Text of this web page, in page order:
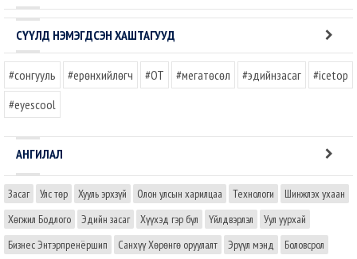
СҮҮЛД НЭМЭГДСЭН ХАШТАГУУД
#сонгууль #ерөнхийлөгч #OT #мегатөсөл #эдийнзасаг
#icetop
#eyescool
АНГИЛАЛ
Засаг Улс төр Хууль эрхзүй Олон улсын харилцаа Технологи
Шинжлэх ухаан
Хөгжил Бодлого
Эдийн засаг Хүүхэд гэр бүл Үйлдвэрлэл
Уул уурхай
Бизнес Энтэрпренёршип
Санхүү Хөрөнгө оруулалт Эрүүл мэнд Боловсрол